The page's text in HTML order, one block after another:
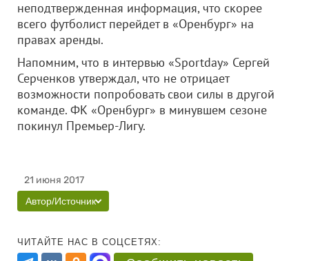
неподтвержденная информация, что скорее
всего футболист перейдет в «Оренбург» на
правах аренды.
Напомним, что в интервью «Sportday» Сергей
Серченков утверждал, что не отрицает
возможности попробовать свои силы в другой
команде. ФК «Оренбург» в минувшем сезоне
покинул Премьер-Лигу.
21 июня 2017
Автор/Источник
ЧИТАЙТЕ НАС В СОЦСЕТЯХ: